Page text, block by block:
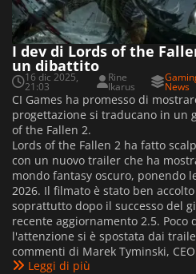
I dev di Lords of the
un dibattito
16 dic 2025,
21:03
Rine
Ikarus News
CI Games ha promesso di
progettazione si traducano in un
of the Fallen 2.
Lords of the Fallen 2 ha fatto
con un nuovo trailer che ha
mondo fantasy oscuro, ponendo
2026. Il filmato è stato ben
soprattutto dopo il successo del
recente aggiornamento 2.5. Poco
l'attenzione si è spostata dai
commenti di Marek Tyminski,
Leggi di più